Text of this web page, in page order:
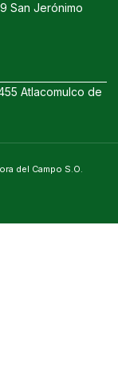
San Jerónimo
Atlacomulco de
del Campo S.O.